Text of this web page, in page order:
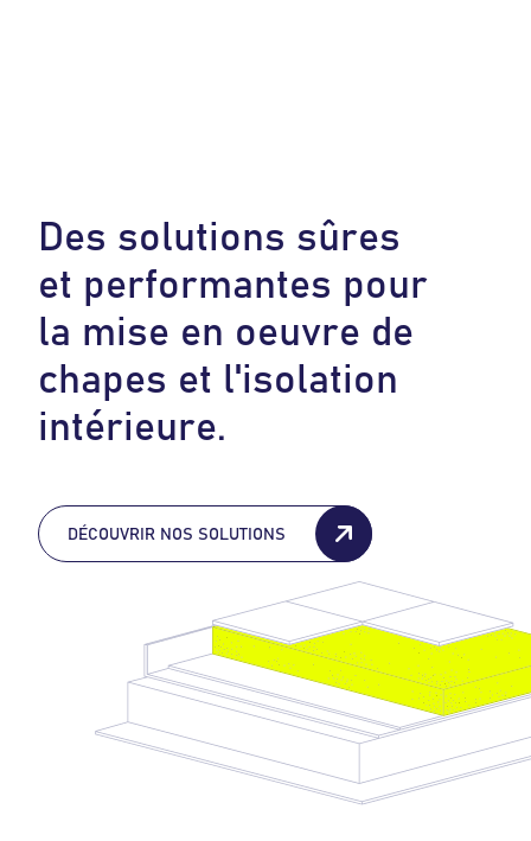
Des solutions sûres
et performantes pour
la mise en oeuvre d e
c hapes et l'isolation
intérieure.
DÉCOUVRIR NOS SOLUTIONS